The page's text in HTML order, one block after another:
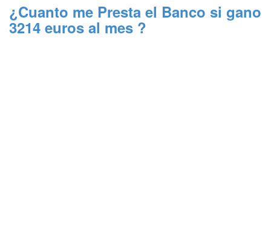
¿Cuanto me Presta el Banco si gano
3214 euros al mes ?